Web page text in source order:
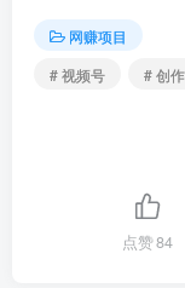
网赚项目
# 视频号
# 创作
点赞84